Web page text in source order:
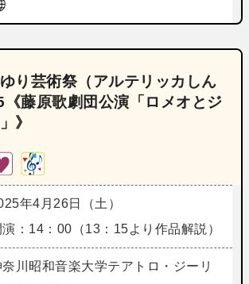
り芸術祭（アルテリッカしん
藤原歌劇団公演「ロメオとジ
》
年4月26日（土）
演：14：00（13：15より作品解説）
川 昭和音楽大学テアトロ・ジーリ